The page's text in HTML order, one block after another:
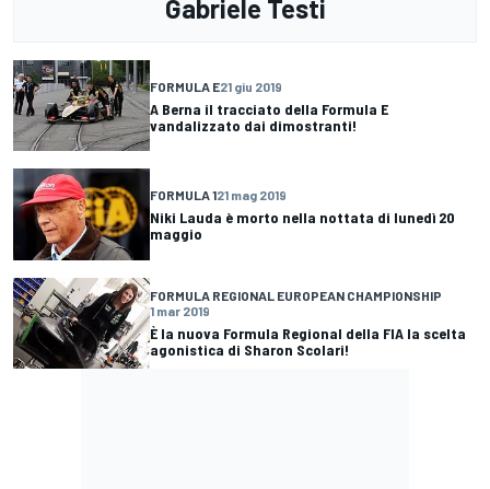
Gabriele Testi
FORMULA E21 giu 2019
A Berna il tracciato della Formula E
vandalizzato dai dimostranti!
FORMULA 121 mag 2019
Niki Lauda è morto nella nottata di lunedì 20
maggio
FORMULA REGIONAL EUROPEAN CHAMPIONSHIP
1 mar 2019
È la nuova Formula Regional della FIA la scelta
agonistica di Sharon Scolari!